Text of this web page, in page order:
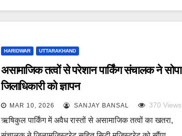
HARIDWAR UTTARAKHAND
असामाजिक तत्वों से परेशान पार्किंग संचालक ने सोपा
जिलाधिकारी को ज्ञापन
MAR 10, 2026 SANJAY BANSAL 370 Views
ऋषिकुल पार्किंग में अवैध रास्तों से असामाजिक तत्वों का खतरा,